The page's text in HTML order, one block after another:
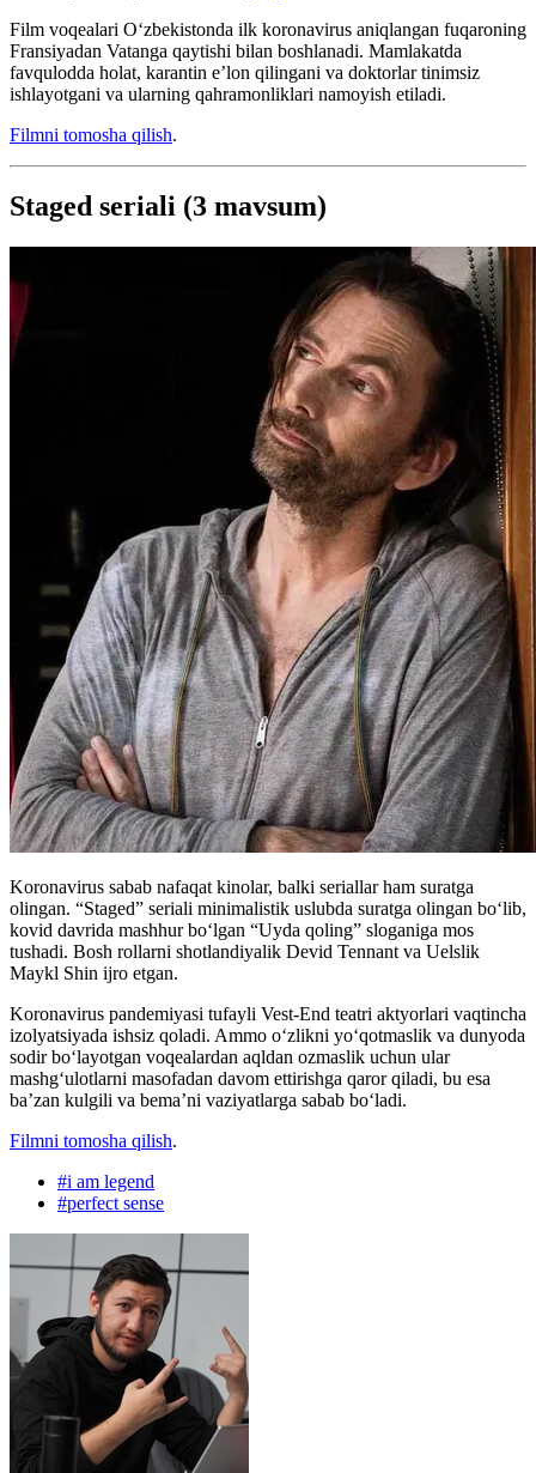
Film voqealari Oʻzbekistonda ilk koronavirus aniqlangan fuqaroning
Fransiyadan Vatanga qaytishi bilan boshlanadi. Mamlakatda
favqulodda holat, karantin e’lon qilingani va doktorlar tinimsiz
ishlayotgani va ularning qahramonliklari namoyish etiladi.
Filmni tomosha qilish.
Staged seriali (3 mavsum)
Koronavirus sabab nafaqat kinolar, balki seriallar ham suratga
olingan. “Staged” seriali minimalistik uslubda suratga olingan boʻlib,
kovid davrida mashhur boʻlgan “Uyda qoling” sloganiga mos
tushadi. Bosh rollarni shotlandiyalik Devid Tennant va Uelslik
Maykl Shin ijro etgan.
Koronavirus pandemiyasi tufayli Vest-End teatri aktyorlari vaqtincha
izolyatsiyada ishsiz qoladi. Ammo oʻzlikni yo‘qotmaslik va dunyoda
sodir bo‘layotgan voqealardan aqldan ozmaslik uchun ular
mashg‘ulotlarni masofadan davom ettirishga qaror qiladi, bu esa
ba’zan kulgili va bema’ni vaziyatlarga sabab bo‘ladi.
Filmni tomosha qilish.
#i am legend
#perfect sense